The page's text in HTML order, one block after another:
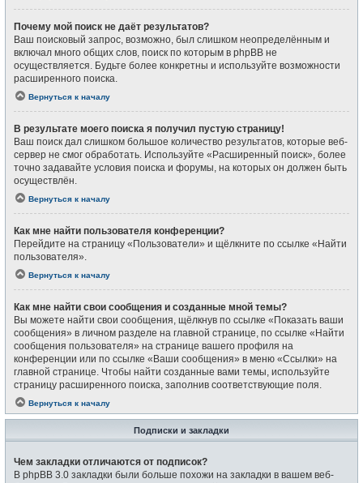
Почему мой поиск не даёт результатов?
Ваш поисковый запрос, возможно, был слишком неопределённым и
включал много общих слов, поиск по которым в phpBB не
осуществляется. Будьте более конкретны и используйте возможности
расширенного поиска.
Вернуться к началу
В результате моего поиска я получил пустую страницу!
Ваш поиск дал слишком большое количество результатов, которые веб-
сервер не смог обработать. Используйте «Расширенный поиск», более
точно задавайте условия поиска и форумы, на которых он должен быть
осуществлён.
Вернуться к началу
Как мне найти пользователя конференции?
Перейдите на страницу «Пользователи» и щёлкните по ссылке «Найти
пользователя».
Вернуться к началу
Как мне найти свои сообщения и созданные мной темы?
Вы можете найти свои сообщения, щёлкнув по ссылке «Показать ваши
сообщения» в личном разделе на главной странице, по ссылке «Найти
сообщения пользователя» на странице вашего профиля на
конференции или по ссылке «Ваши сообщения» в меню «Ссылки» на
главной странице. Чтобы найти созданные вами темы, используйте
страницу расширенного поиска, заполнив соответствующие поля.
Вернуться к началу
Подписки и закладки
Чем закладки отличаются от подписок?
В phpBB 3.0 закладки были больше похожи на закладки в вашем веб-